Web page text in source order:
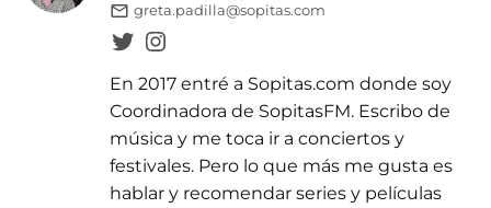
greta.padilla@sopitas.com
En 2017 entré a Sopitas.com donde soy
Coordinadora de SopitasFM. Escribo de
música y me toca ir a conciertos y
festivales. Pero lo que más me gusta es
hablar y recomendar series y películas